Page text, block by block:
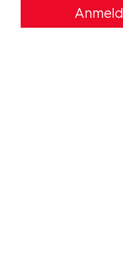
Bilder